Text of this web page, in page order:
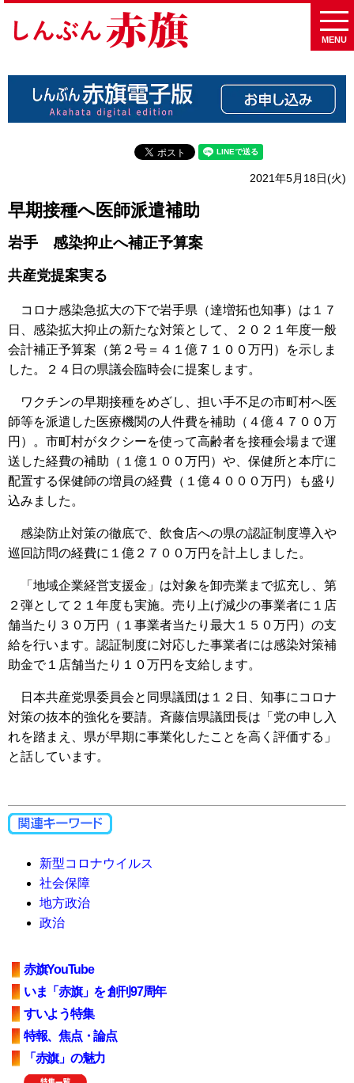
MENU
2021年5月18日(火)
早期接種へ医師派遣補助
岩手 感染抑止へ補正予算案
共産党提案実る
コロナ感染急拡大の下で岩手県（達増拓也知事）は１７
日、感染拡大抑止の新たな対策として、２０２１年度一般
会計補正予算案（第２号＝４１億７１００万円）を示しま
した。２４日の県議会臨時会に提案します。
ワクチンの早期接種をめざし、担い手不足の市町村へ医
師等を派遣した医療機関の人件費を補助（４億４７００万
円）。市町村がタクシーを使って高齢者を接種会場まで運
送した経費の補助（１億１００万円）や、保健所と本庁に
配置する保健師の増員の経費（１億４０００万円）も盛り
込みました。
感染防止対策の徹底で、飲食店への県の認証制度導入や
巡回訪問の経費に１億２７００万円を計上しました。
「地域企業経営支援金」は対象を卸売業まで拡充し、第
２弾として２１年度も実施。売り上げ減少の事業者に１店
舗当たり３０万円（１事業者当たり最大１５０万円）の支
給を行います。認証制度に対応した事業者には感染対策補
助金で１店舗当たり１０万円を支給します。
日本共産党県委員会と同県議団は１２日、知事にコロナ
対策の抜本的強化を要請。斉藤信県議団長は「党の申し入
れを踏まえ、県が早期に事業化したことを高く評価する」
と話しています。
新型コロナウイルス
社会保障
地方政治
政治
赤旗YouTube
いま「赤旗」を 創刊97周年
すいよう特集
特報、焦点・論点
「赤旗」の魅力